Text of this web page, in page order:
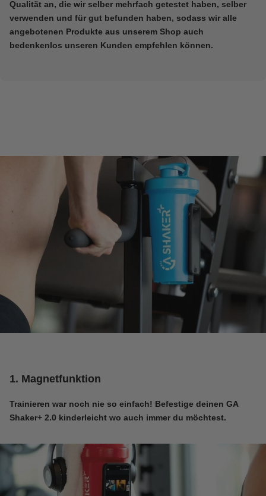
Qualität an, die wir selber mehrfach getestet haben, selber
verwenden und für gut befunden haben, sodass wir alle
angebotenen Produkte aus unserem Shop auch
bedenkenlos unseren Kunden empfehlen können.
1. Magnetfunktion
Trainieren war noch nie so einfach! Befestige deinen GA
Shaker+ 2.0 kinderleicht wo auch immer du möchtest.